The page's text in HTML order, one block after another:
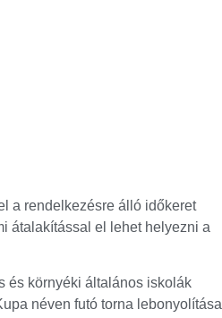
a rendelkezésre álló időkeret
átalakítással el lehet helyezni a
és környéki általános iskolák
néven futó torna lebonyolítása